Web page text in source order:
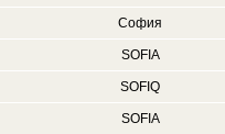
София
SOFIA
SOFIQ
SOFIA